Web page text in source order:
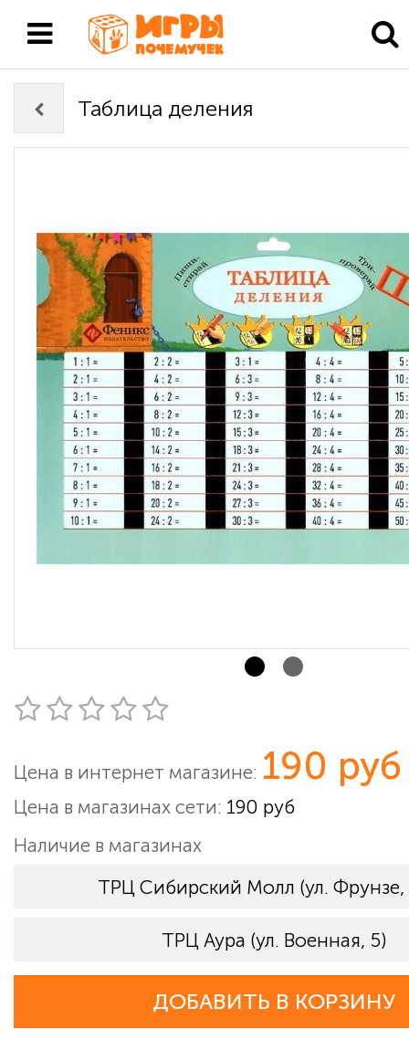
Таблица деления
Цена в интернет магазине: 190 руб
Цена в магазинах сети: 190 руб
Наличие в магазинах
ТРЦ Сибирский Молл (ул.
ТРЦ Аура (ул. Военная, 5)
ДОБАВИТЬ В КОРЗИНУ